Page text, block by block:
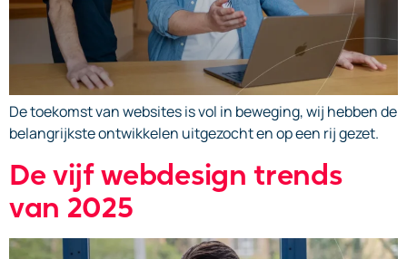
De toekomst van websites is vol in beweging, wij hebben de
belangrijkste ontwikkelen uitgezocht en op een rij gezet.
De vijf webdesign trends
van 2025